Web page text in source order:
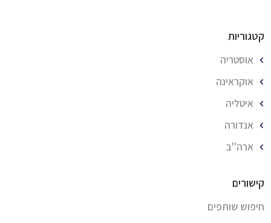
קטגוריות
אוסטריה
אוקראינה
איטליה
אנדורה
ארה''ב
קישורים
חיפוש שותפים